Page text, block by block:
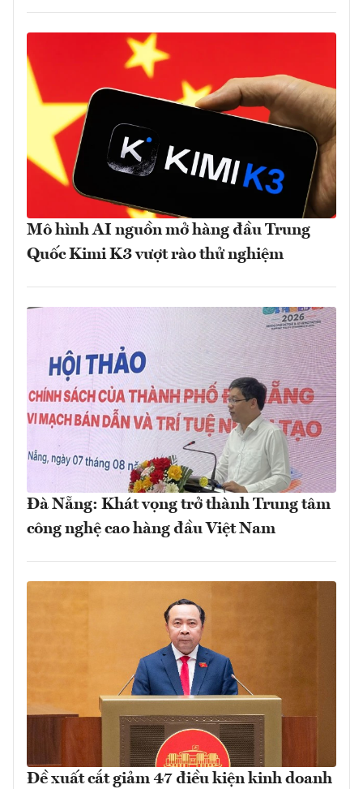
Mô hình AI nguồn mở hàng đầu Trung
Quốc Kimi K3 vượt rào thử nghiệm
Đà Nẵng: Khát vọng trở thành Trung tâm
công nghệ cao hàng đầu Việt Nam
Đề xuất cắt giảm 47 điều kiện kinh doanh